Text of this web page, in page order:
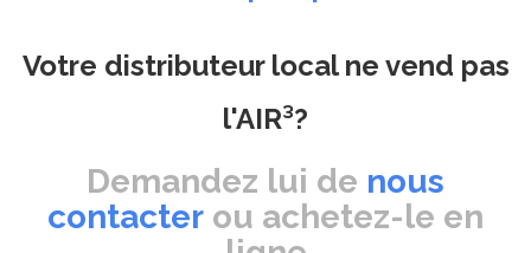
Votre distributeur local ne vend pas
l'AIR³?
Demandez lui de nous
contacter ou achetez-le en